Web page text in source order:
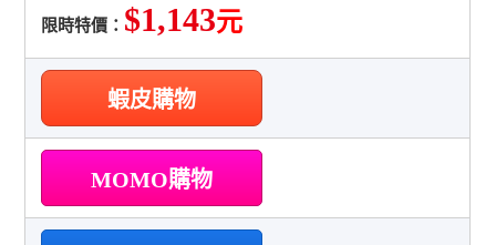
限時特價： $1,143元
蝦皮購物
MOMO購物